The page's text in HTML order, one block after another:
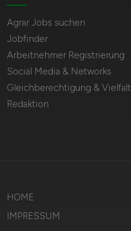
Agrar Jobs suchen
Jobfinder
Arbeitnehmer Registrierung
Social Media & Networks
Gleichberechtigung & Vielfalt
Redaktion
HOME
IMPRESSUM